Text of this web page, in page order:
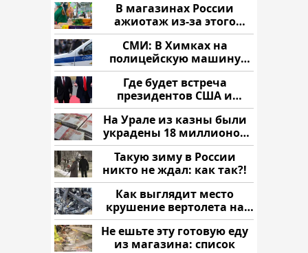
В магазинах России
ажиотаж из-за этого
продукта: что купить?
СМИ: В Химках на
полицейскую машину
напали и подожгли.
Где будет встреча
президентов США и
России: Европа?
На Урале из казны были
украдены 18 миллионов
рублей
Такую зиму в России
никто не ждал: как так?!
Как выглядит место
крушение вертолета на
Кавказе: смотреть
Не ешьте эту готовую еду
из магазина: список